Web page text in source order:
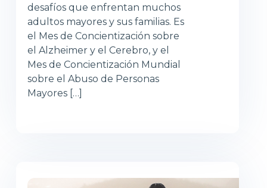
desafíos que enfrentan muchos
adultos mayores y sus familias. Es
el Mes de Concientización sobre
el Alzheimer y el Cerebro, y el
Mes de Concientización Mundial
sobre el Abuso de Personas
Mayores […]